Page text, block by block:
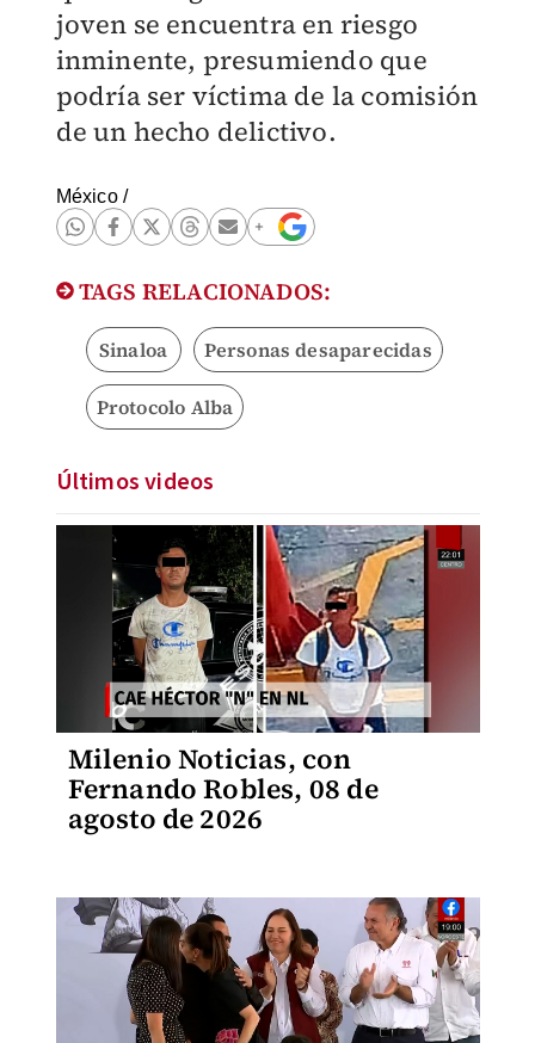
joven se encuentra en riesgo
inminente, presumiendo que
podría ser víctima de la comisión
de un hecho delictivo.
México/
TAGS RELACIONADOS:
Sinaloa Personas desaparecidas
Protocolo Alba
Últimos videos
Milenio Noticias, con
Fernando Robles, 08 de
agosto de 2026